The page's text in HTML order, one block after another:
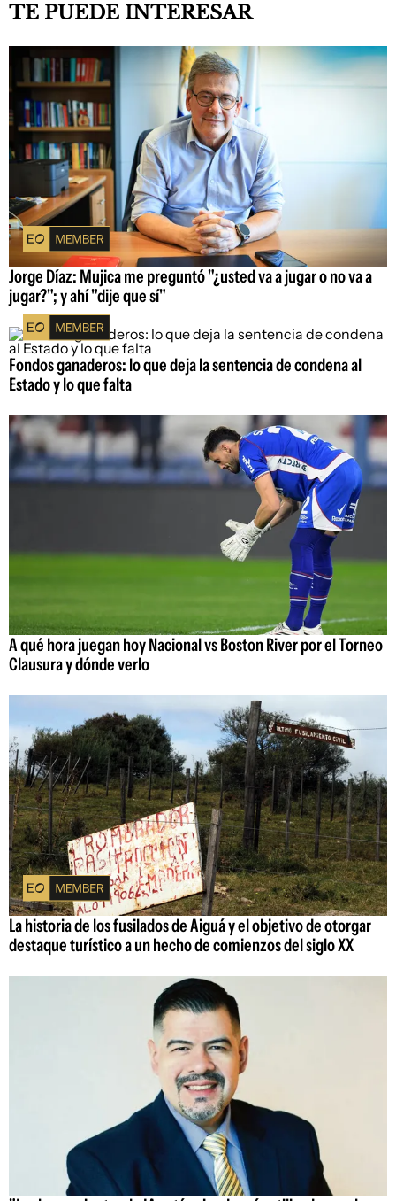
TE PUEDE INTERESAR
Jorge Díaz: Mujica me preguntó "¿usted va a jugar o no va a
jugar?"; y ahí "dije que sí"
Fondos ganaderos: lo que deja la sentencia de condena al
Estado y lo que falta
A qué hora juegan hoy Nacional vs Boston River por el Torneo
Clausura y dónde verlo
La historia de los fusilados de Aiguá y el objetivo de otorgar
destaque turístico a un hecho de comienzos del siglo XX